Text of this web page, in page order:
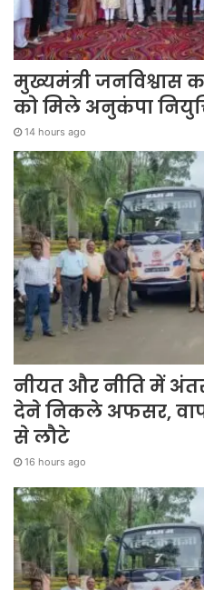
मुख्यमंत्री जनविश्वास
को मिले अनुकंपा
14 hours ago
नीयत और नीति में
देने निकले अफसर,
से लौटे
16 hours ago